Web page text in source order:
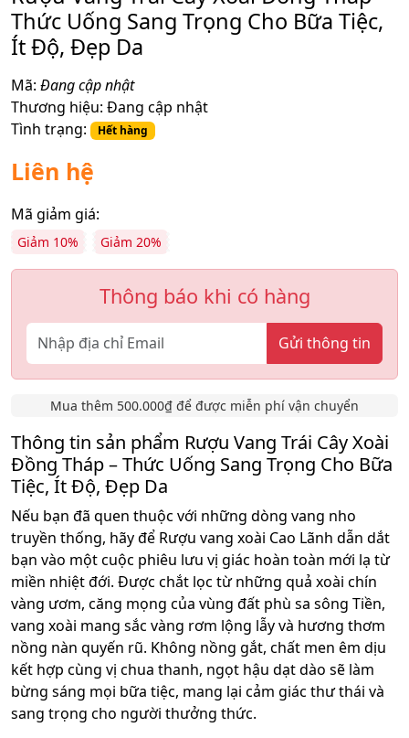
Thức Uống Sang Trọng Cho Bữa Tiệc,
Ít Độ, Đẹp Da
Mã: Đang cập nhật
Thương hiệu: Đang cập nhật
Tình trạng:
Hết hàng
Liên hệ
Mã giảm giá:
Giảm 10% Giảm 20%
Thông báo khi có hàng
Gửi thông tin
Mua thêm 500.000₫ để được miễn phí vận chuyển
Thông tin sản phẩm Rượu Vang Trái Cây Xoài
Đồng Tháp – Thức Uống Sang Trọng Cho Bữa
Tiệc, Ít Độ, Đẹp Da
Nếu bạn đã quen thuộc với những dòng vang nho
truyền thống, hãy để Rượu vang xoài Cao Lãnh dẫn dắt
bạn vào một cuộc phiêu lưu vị giác hoàn toàn mới lạ từ
miền nhiệt đới. Được chắt lọc từ những quả xoài chín
vàng ươm, căng mọng của vùng đất phù sa sông Tiền,
vang xoài mang sắc vàng rơm lộng lẫy và hương thơm
nồng nàn quyến rũ. Không nồng gắt, chất men êm dịu
kết hợp cùng vị chua thanh, ngọt hậu dạt dào sẽ làm
bừng sáng mọi bữa tiệc, mang lại cảm giác thư thái và
sang trọng cho người thưởng thức.